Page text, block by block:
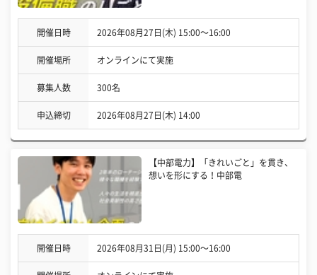
開催日時 2026年08月27日(木) 15:00〜16:00
開催場所 オンラインにて実施
募集人数 300名
申込締切 2026年08月27日(木) 14:00
【中部電力】「きれいごと」を貫き、
想いを形にする！中部電
開催日時 2026年08月31日(月) 15:00〜16:00